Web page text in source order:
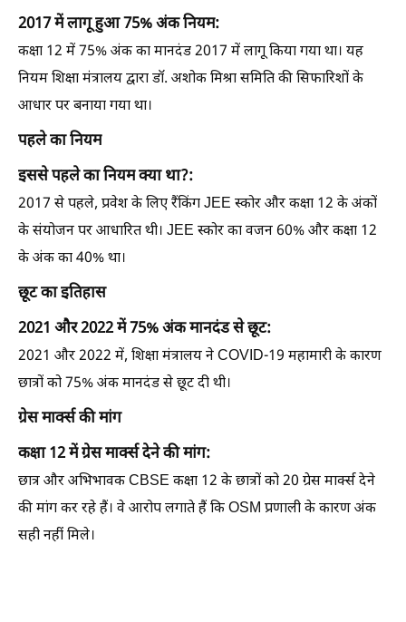
2017 में लागू हुआ 75% अंक नियम:
कक्षा 12 में 75% अंक का मानदंड 2017 में लागू किया गया था। यह
नियम शिक्षा मंत्रालय द्वारा डॉ. अशोक मिश्रा समिति की सिफारिशों के
आधार पर बनाया गया था।
पहले का नियम
इससे पहले का नियम क्या था?:
2017 से पहले, प्रवेश के लिए रैंकिंग JEE स्कोर और कक्षा 12 के अंकों
के संयोजन पर आधारित थी। JEE स्कोर का वजन 60% और कक्षा 12
के अंक का 40% था।
छूट का इतिहास
2021 और 2022 में 75% अंक मानदंड से छूट:
2021 और 2022 में, शिक्षा मंत्रालय ने COVID-19 महामारी के कारण
छात्रों को 75% अंक मानदंड से छूट दी थी।
ग्रेस मार्क्स की मांग
कक्षा 12 में ग्रेस मार्क्स देने की मांग:
छात्र और अभिभावक CBSE कक्षा 12 के छात्रों को 20 ग्रेस मार्क्स देने
की मांग कर रहे हैं। वे आरोप लगाते हैं कि OSM प्रणाली के कारण अंक
सही नहीं मिले।